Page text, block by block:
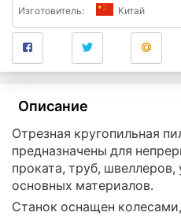
Изготовитель:
Китай
Описание
Отрезная кругопильная
предназначены для
проката, труб, швеллеров,
основных материалов.
Станок оснащен